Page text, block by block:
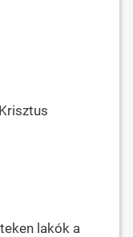
lakók a